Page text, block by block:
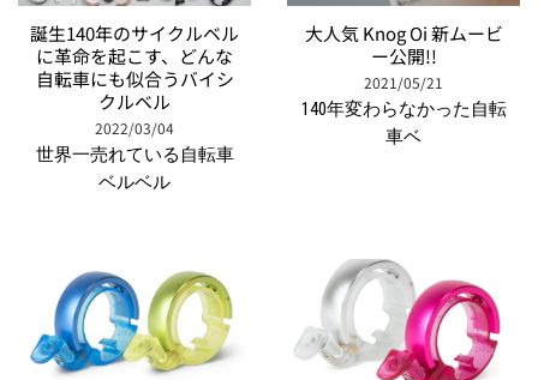
誕生140年のサイクルベル
に革命を起こす、どんな
自転車にも似合うバイシ
クルベル
2022/03/04
世界一売れている自転車
ベルベル
大人気 Knog Oi 新ムービ
ー公開!!
2021/05/21
140年変わらなかった自転
車ベ